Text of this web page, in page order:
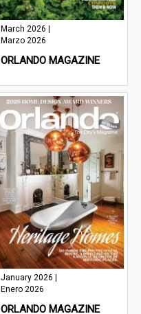
March 2026 |
Marzo 2026
ORLANDO MAGAZINE
January 2026 |
Enero 2026
ORLANDO MAGAZINE